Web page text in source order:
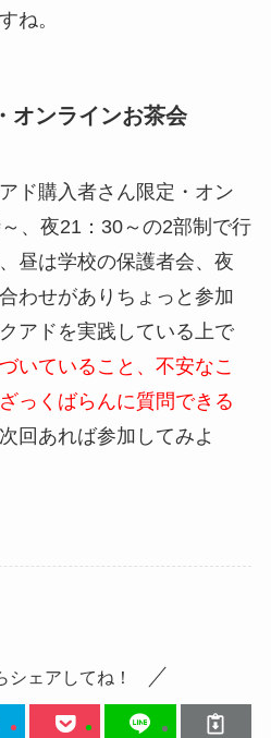
ね。
オンラインお茶会
ド購入者さん限定・オン
、夜21：30～の2部制で行
昼は学校の保護者会、夜
わせがありちょっと参加
アドを実践している上で
いていること、不安なこ
っくばらんに質問できる
回あれば参加してみよ
シェアしてね！